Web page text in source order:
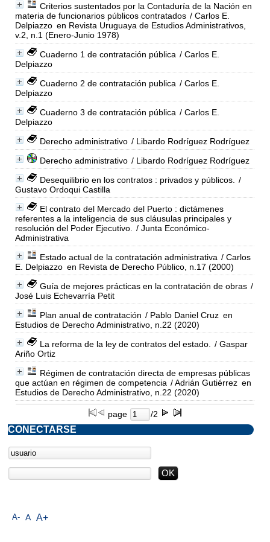
Criterios sustentados por la Contaduría de la Nación en
materia de funcionarios públicos contratados / Carlos E.
Delpiazzo en Revista Uruguaya de Estudios Administrativos,
v.2, n.1 (Enero-Junio 1978)
Cuaderno 1 de contratación pública / Carlos E.
Delpiazzo
Cuaderno 2 de contratación publica / Carlos E.
Delpiazzo
Cuaderno 3 de contratación pública / Carlos E.
Delpiazzo
Derecho administrativo / Libardo Rodríguez Rodríguez
Derecho administrativo / Libardo Rodríguez Rodríguez
Desequilibrio en los contratos : privados y públicos.
/
Gustavo Ordoqui Castilla
El contrato del Mercado del Puerto : dictámenes
referentes a la inteligencia de sus cláusulas principales y
resolución del Poder Ejecutivo.
/ Junta Económico-
Administrativa
Estado actual de la contratación administrativa / Carlos
E. Delpiazzo en Revista de Derecho Público, n.17 (2000)
Guía de mejores prácticas en la contratación de obras /
José Luis Echevarría Petit
Plan anual de contratación / Pablo Daniel Cruz en
Estudios de Derecho Administrativo, n.22 (2020)
La reforma de la ley de contratos del estado.
/ Gaspar
Ariño Ortiz
Régimen de contratación directa de empresas públicas
que actúan en régimen de competencia / Adrián Gutiérrez en
Estudios de Derecho Administrativo, n.22 (2020)
page /2
A- A A+
CONECTARSE